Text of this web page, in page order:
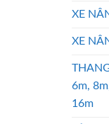
XE
XE
6m,
16m